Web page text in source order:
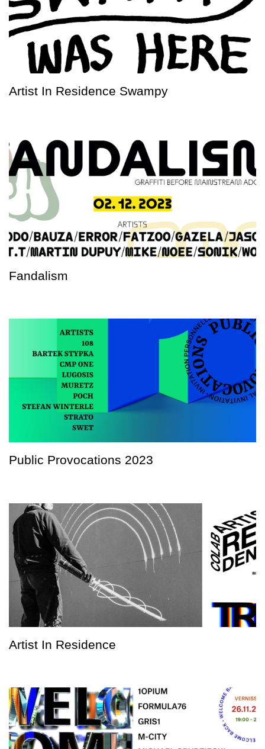
Artist In Residence Swampy
Fandalism
Public Provocations 2023
Artist In Residence